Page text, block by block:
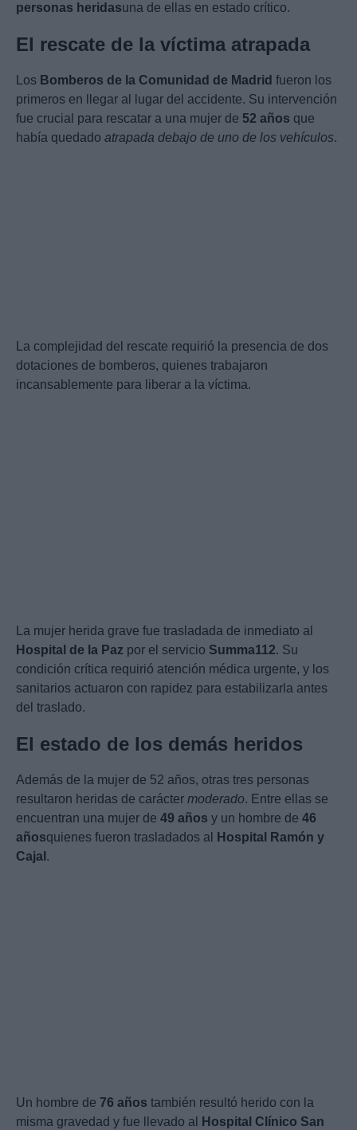
personas heridasuna de ellas en estado crítico.
El rescate de la víctima atrapada
Los Bomberos de la Comunidad de Madrid fueron los
primeros en llegar al lugar del accidente. Su intervención
fue crucial para rescatar a una mujer de 52 años que
había quedado atrapada debajo de uno de los vehículos.
La complejidad del rescate requirió la presencia de dos
dotaciones de bomberos, quienes trabajaron
incansablemente para liberar a la víctima.
La mujer herida grave fue trasladada de inmediato al
Hospital de la Paz por el servicio Summa112. Su
condición crítica requirió atención médica urgente, y los
sanitarios actuaron con rapidez para estabilizarla antes
del traslado.
El estado de los demás heridos
Además de la mujer de 52 años, otras tres personas
resultaron heridas de carácter moderado. Entre ellas se
encuentran una mujer de 49 años y un hombre de 46
añosquienes fueron trasladados al
Hospital Ramón y
Cajal .
Un hombre de 76 años también resultó herido con la
misma gravedad y fue llevado al
Hospital Clínico San